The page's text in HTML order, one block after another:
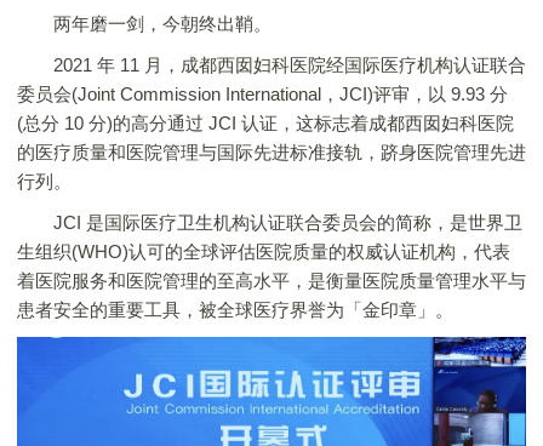
两年磨一剑，今朝终出鞘。
2021 年 11 月，成都西囡妇科医院经国际医疗机构认证联合
委员会(Joint Commission International，JCI)评审，以 9.93 分
(总分 10 分)的高分通过 JCI 认证，这标志着成都西囡妇科医院
的医疗质量和医院管理与国际先进标准接轨，跻身医院管理先进
行列。
JCI 是国际医疗卫生机构认证联合委员会的简称，是世界卫
生组织(WHO)认可的全球评估医院质量的权威认证机构，代表
着医院服务和医院管理的至高水平，是衡量医院质量管理水平与
患者安全的重要工具，被全球医疗界誉为「金印章」。